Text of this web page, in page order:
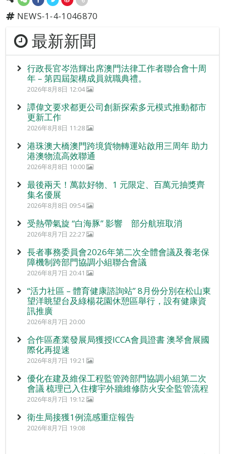
NEWS-1-4-1046870
最新新聞
行政長官岑浩輝出席澳門法律工作者聯合會十周
年 – 第四屆架構成員就職典禮。
2026年8月8日 12:04
譚偉文要求都更公司創新探索多元模式推動都市
更新工作
2026年8月8日 11:28
港珠澳大橋澳門跨境貨物轉運站啟用三周年 助力
港澳物流高效聯通
2026年8月8日 10:00
最後兩天！萬款好物、1 元限定、百萬元抽獎齊
集名優展
2026年8月8日 09:54
受熱帶氣旋 “白海豚” 影響 部分航班取消
2026年8月7日 22:27
長者事務委員會2026年第二次全體會議及養老保
障機制跨部門協調小組聯合會議
2026年8月7日 20:41
“活力社區 – 體育健康諮詢站” 8月份分別在松山東
望洋眺望台及綠楊花園休憩區舉行，設有健康資
訊推廣
2026年8月7日 20:00
合作區產業發展局獲授ICCA會員證書 澳琴會展國
際化再提速
2026年8月7日 19:21
優化在建及維保工程監管跨部門協調小組第二次
會議 梳理已入住樓宇外牆維修防火安全監管流程
2026年8月7日 19:12
衛生局接獲1例流感重症報告
2026年8月7日 19:08